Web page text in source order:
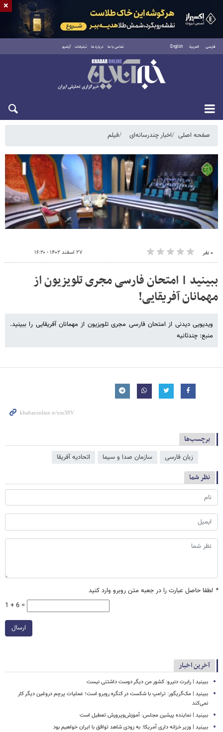
فارسی العربية English تماس با ما درباره ما تبلیغات آرشیو
جمعه ۱۶ مرداد ۱۴۰۵
صفحه اصلی اخبار چندرسانه‌ای فیلم
۰ نفر ۲۷ اسفند ۱۴۰۲ - ۱۶:۲۰
ببینید | امتحان فارسی مجری تلویزیون از
مهمانان آفریقایی!
ویدیویی دیدنی از امتحان فارسی مجری تلویزیون از مهمانان آفریقایی را ببینید.
منبع: چندثانیه
برچسب‌ها
زبان فارسی سازمان صدا و سیما اتحادیه آفریقا
نظر شما
* لطفا حاصل عبارت را در جعبه متن روبرو وارد کنید
1 + 6 =
ارسال
آخرین اخبار
ببینید | رابرت دنیرو: کشور من دیگر دوست داشتنی نیست
ببینید | مک‌گریگور: ترامپ با شکست در کنگره روبرو است؛ عملیات پرچم دروغین دیگر کار
نمی‌کند
ببینید | نماینده پیشین مجلس: آموزش‌وپرورش تعطیل است
ببینید | وزیر خزانه داری آمریکا: به زودی شاهد توافق با ایران خواهیم بود
×